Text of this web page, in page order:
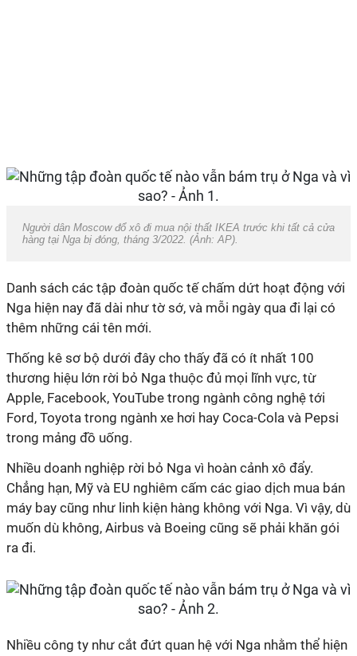
Người dân Moscow đổ xô đi mua nội thất IKEA trước khi tất cả cửa
hàng tại Nga bị đóng, tháng 3/2022. (Ảnh: AP).
Danh sách các tập đoàn quốc tế chấm dứt hoạt động với
Nga hiện nay đã dài như tờ sớ, và mỗi ngày qua đi lại có
thêm những cái tên mới.
Thống kê sơ bộ dưới đây cho thấy đã có ít nhất 100
thương hiệu lớn rời bỏ Nga thuộc đủ mọi lĩnh vực, từ
Apple, Facebook, YouTube trong ngành công nghệ tới
Ford, Toyota trong ngành xe hơi hay Coca-Cola và Pepsi
trong mảng đồ uống.
Nhiều doanh nghiệp rời bỏ Nga vì hoàn cảnh xô đẩy.
Chẳng hạn, Mỹ và EU nghiêm cấm các giao dịch mua bán
máy bay cũng như linh kiện hàng không với Nga. Vì vậy, dù
muốn dù không, Airbus và Boeing cũng sẽ phải khăn gói
ra đi.
Nhiều công ty như cắt đứt quan hệ với Nga nhằm thể hiện